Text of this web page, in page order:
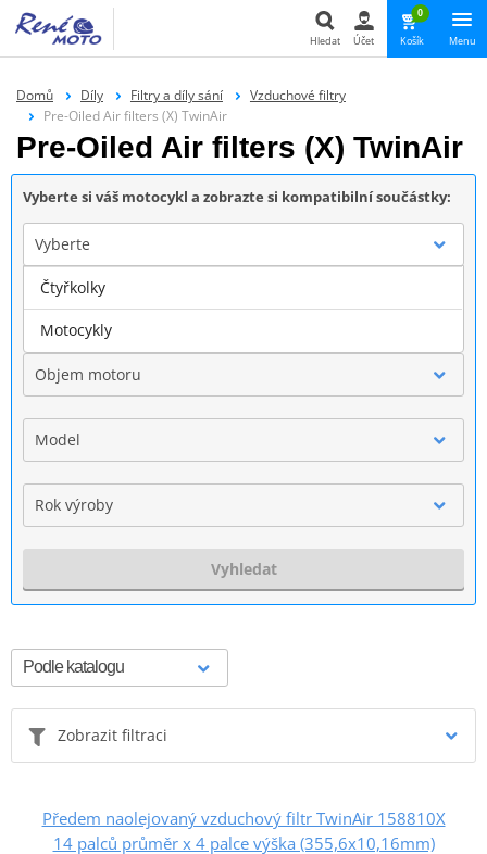
Hledat Účet
0
Košík Menu
Domů Díly Filtry a díly sání
Vzduchové filtry
Pre-Oiled Air filters (X) TwinAir
Pre-Oiled Air filters (X) TwinAir
Vyberte si váš motocykl a zobrazte si kompatibilní součástky:
Vyberte
Značka
Objem motoru
Model
Rok výroby
Vyhledat
Zobrazit filtraci
Předem naolejovaný vzduchový filtr TwinAir 158810X
14 palců průměr x 4 palce výška (355,6x10,16mm)
Čtyřkolky
Motocykly